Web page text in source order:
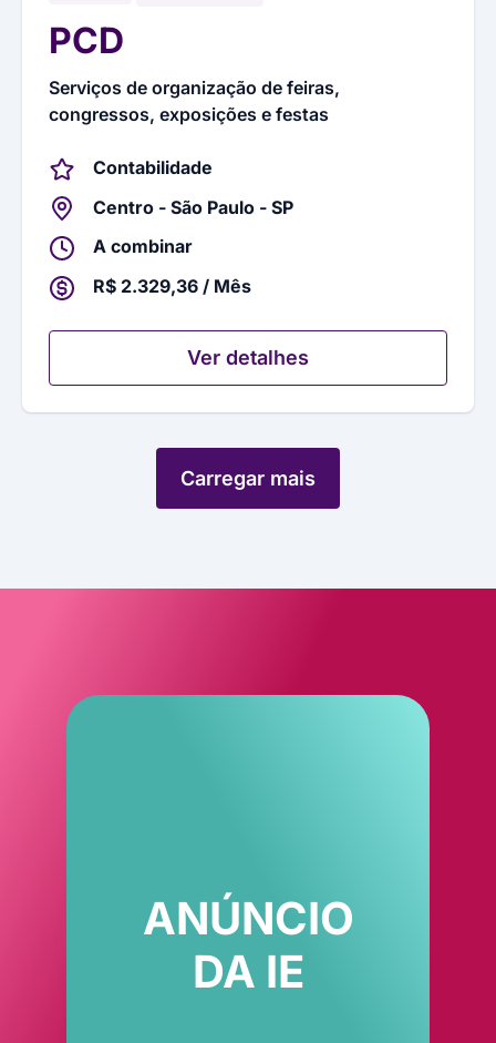
PCD
Serviços de organização de feiras,
congressos, exposições e festas
Contabilidade
Centro - São Paulo - SP
A combinar
R$ 2.329,36 / Mês
Ver detalhes
Carregar mais
ANÚNCIO
DA IE